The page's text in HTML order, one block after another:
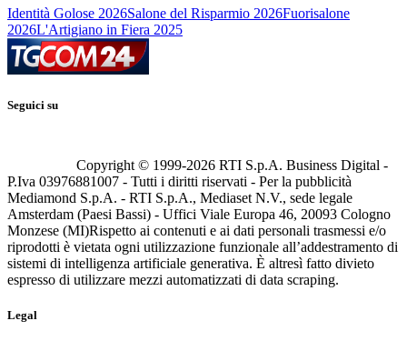
Identità Golose 2026Salone del Risparmio 2026Fuorisalone
2026L'Artigiano in Fiera 2025
Seguici su
Copyright © 1999-2026 RTI S.p.A. Business Digital -
P.Iva 03976881007 - Tutti i diritti riservati - Per la pubblicità
Mediamond S.p.A. - RTI S.p.A., Mediaset N.V., sede legale
Amsterdam (Paesi Bassi) - Uffici Viale Europa 46, 20093 Cologno
Monzese (MI)Rispetto ai contenuti e ai dati personali trasmessi e/o
riprodotti è vietata ogni utilizzazione funzionale all’addestramento di
sistemi di intelligenza artificiale generativa. È altresì fatto divieto
espresso di utilizzare mezzi automatizzati di data scraping.
Legal